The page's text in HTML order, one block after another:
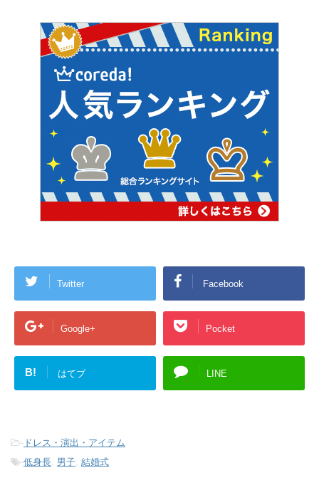
Twitter Facebook
Google+ Pocket
B! はてブ LINE
- ドレス・演出・アイテム
-低身長, 男子, 結婚式